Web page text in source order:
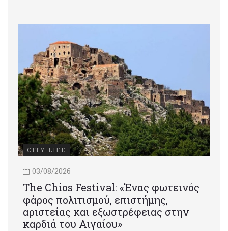
CITY LIFE
03/08/2026
Τhe Chios Festival: «Ένας φωτεινός
φάρος πολιτισμού, επιστήμης,
αριστείας και εξωστρέφειας στην
καρδιά του Αιγαίου»